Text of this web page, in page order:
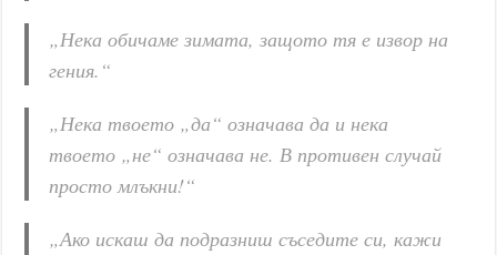
„Нека обичаме зимата, защото тя е извор на
гения.“
„Нека твоето „да“ означава да и нека
твоето „не“ означава не. В противен случай
просто млъкни!“
„Ако искаш да подразниш съседите си, кажи